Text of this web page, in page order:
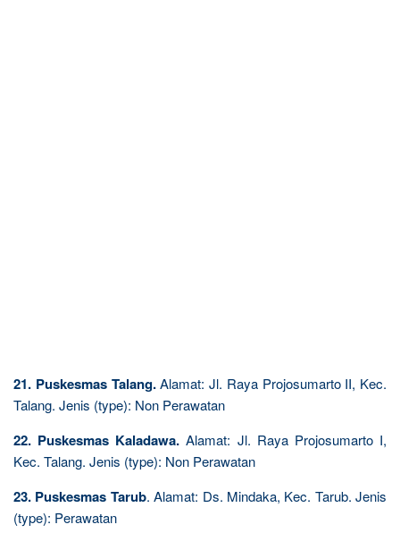
21. Puskesmas Talang.Alamat: Jl. Raya Projosumarto II, Kec.
Talang. Jenis (type): Non Perawatan
22. Puskesmas Kaladawa. Alamat: Jl. Raya Projosumarto I,
Kec. Talang. Jenis (type): Non Perawatan
23. Puskesmas Tarub. Alamat: Ds. Mindaka, Kec. Tarub. Jenis
(type): Perawatan